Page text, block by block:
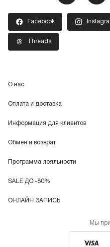
Facebook
Threads
О нас
Оплата и доставка
Информация для клиентов
Обмен и возврат
Программа лояльности
SALE ДО -80%
ОНЛАЙН ЗАПИСЬ
Мы